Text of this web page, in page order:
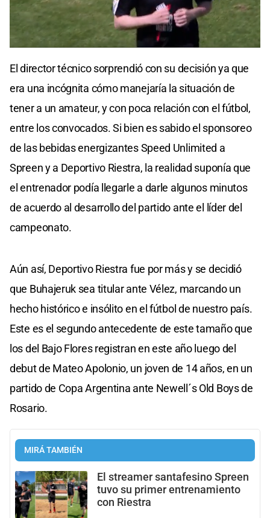
of
seconds
El director técnico sorprendió con su decisión ya que
era una incógnita cómo manejaría la situación de
tener a un amateur, y con poca relación con el fútbol,
entre los convocados. Si bien es sabido el sponsoreo
de las bebidas energizantes Speed Unlimited a
Spreen y a Deportivo Riestra, la realidad suponía que
el entrenador podía llegarle a darle algunos minutos
de acuerdo al desarrollo del partido ante el líder del
campeonato.
Aún así, Deportivo Riestra fue por más y se decidió
que Buhajeruk sea titular ante Vélez, marcando un
hecho histórico e insólito en el fútbol de nuestro país.
Este es el segundo antecedente de este tamaño que
los del Bajo Flores registran en este año luego del
debut de Mateo Apolonio, un joven de 14 años, en un
partido de Copa Argentina ante Newell´s Old Boys de
Rosario.
MIRÁ TAMBIÉN
El streamer santafesino Spreen
tuvo su primer entrenamiento
con Riestra